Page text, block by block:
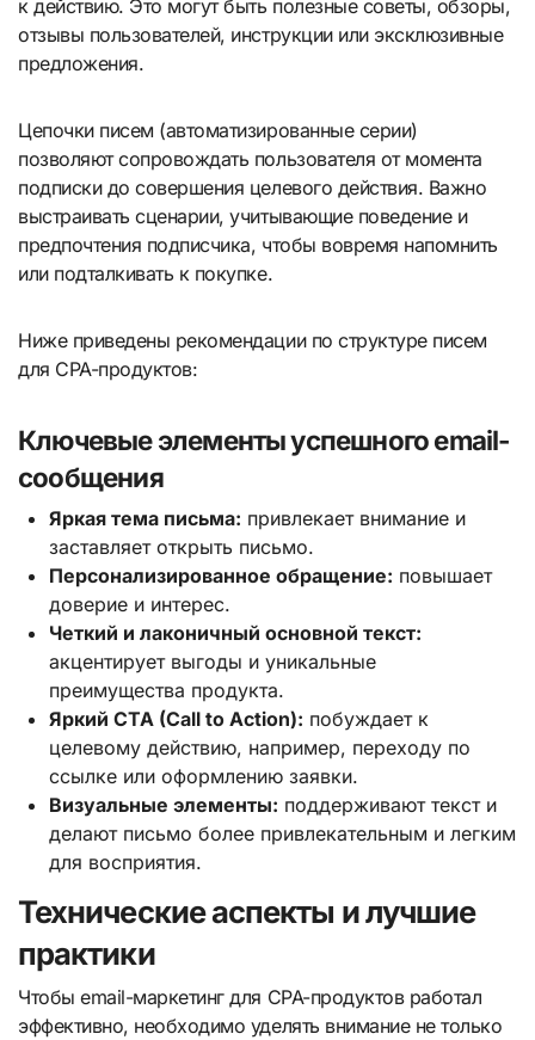
к действию. Это могут быть полезные советы, обзоры,
отзывы пользователей, инструкции или эксклюзивные
предложения.
Цепочки писем (автоматизированные серии)
позволяют сопровождать пользователя от момента
подписки до совершения целевого действия. Важно
выстраивать сценарии, учитывающие поведение и
предпочтения подписчика, чтобы вовремя напомнить
или подталкивать к покупке.
Ниже приведены рекомендации по структуре писем
для CPA-продуктов:
Ключевые элементы успешного email-
сообщения
Яркая тема письма: привлекает внимание и
заставляет открыть письмо.
Персонализированное обращение: повышает
доверие и интерес.
Четкий и лаконичный основной текст:
акцентирует выгоды и уникальные
преимущества продукта.
Яркий CTA (Call to Action): побуждает к
целевому действию, например, переходу по
ссылке или оформлению заявки.
Визуальные элементы: поддерживают текст и
делают письмо более привлекательным и легким
для восприятия.
Технические аспекты и лучшие
практики
Чтобы email-маркетинг для CPA-продуктов работал
эффективно, необходимо уделять внимание не только